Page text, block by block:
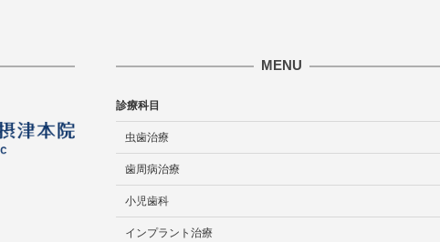
MENU
診療科目
虫歯治療
歯周病治療
小児歯科
インプラント治療